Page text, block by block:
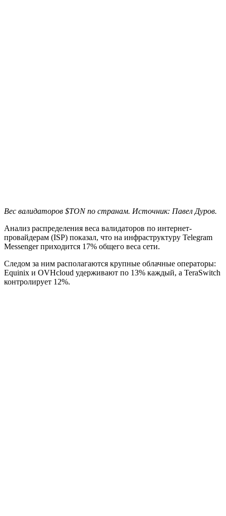
Вес валидаторов $TON по странам. Источник: Павел Дуров.
Анализ распределения веса валидаторов по интернет-
провайдерам (ISP) показал, что на инфраструктуру Telegram
Messenger приходится 17% общего веса сети.
Следом за ним располагаются крупные облачные операторы:
Equinix и OVHcloud удерживают по 13% каждый, а TeraSwitch
контролирует 12%.